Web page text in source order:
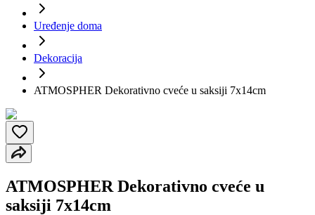
Uređenje doma
Dekoracija
ATMOSPHER Dekorativno cveće u saksiji 7x14cm
ATMOSPHER Dekorativno cveće u
saksiji 7x14cm